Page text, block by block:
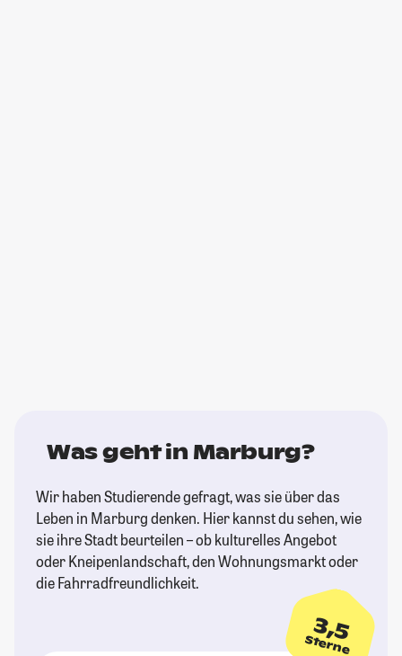
Was geht in Marburg?
Wir haben Studierende gefragt, was sie über das
Leben in Marburg denken. Hier kannst du sehen, wie
sie ihre Stadt beurteilen – ob kulturelles Angebot
oder Kneipenlandschaft, den Wohnungsmarkt oder
die Fahrradfreundlichkeit.
3,5
Sterne